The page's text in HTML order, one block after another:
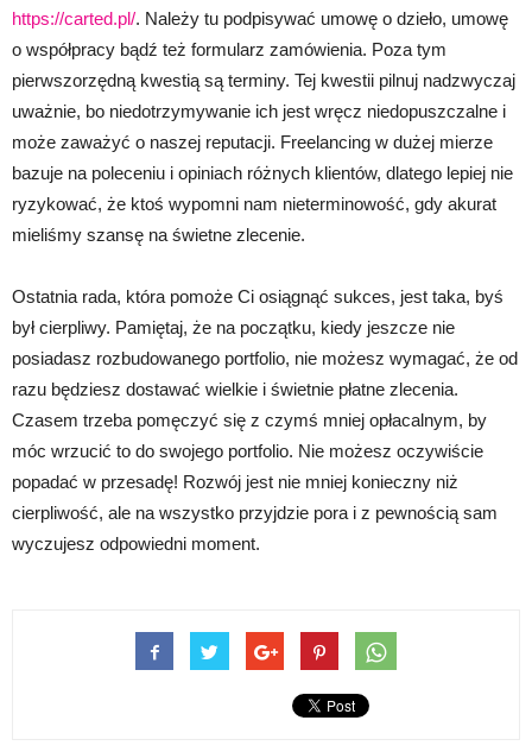
https://carted.pl/. Należy tu podpisywać umowę o dzieło, umowę
o współpracy bądź też formularz zamówienia. Poza tym
pierwszorzędną kwestią są terminy. Tej kwestii pilnuj nadzwyczaj
uważnie, bo niedotrzymywanie ich jest wręcz niedopuszczalne i
może zaważyć o naszej reputacji. Freelancing w dużej mierze
bazuje na poleceniu i opiniach różnych klientów, dlatego lepiej nie
ryzykować, że ktoś wypomni nam nieterminowość, gdy akurat
mieliśmy szansę na świetne zlecenie.
Ostatnia rada, która pomoże Ci osiągnąć sukces, jest taka, byś
był cierpliwy. Pamiętaj, że na początku, kiedy jeszcze nie
posiadasz rozbudowanego portfolio, nie możesz wymagać, że od
razu będziesz dostawać wielkie i świetnie płatne zlecenia.
Czasem trzeba pomęczyć się z czymś mniej opłacalnym, by
móc wrzucić to do swojego portfolio. Nie możesz oczywiście
popadać w przesadę! Rozwój jest nie mniej konieczny niż
cierpliwość, ale na wszystko przyjdzie pora i z pewnością sam
wyczujesz odpowiedni moment.